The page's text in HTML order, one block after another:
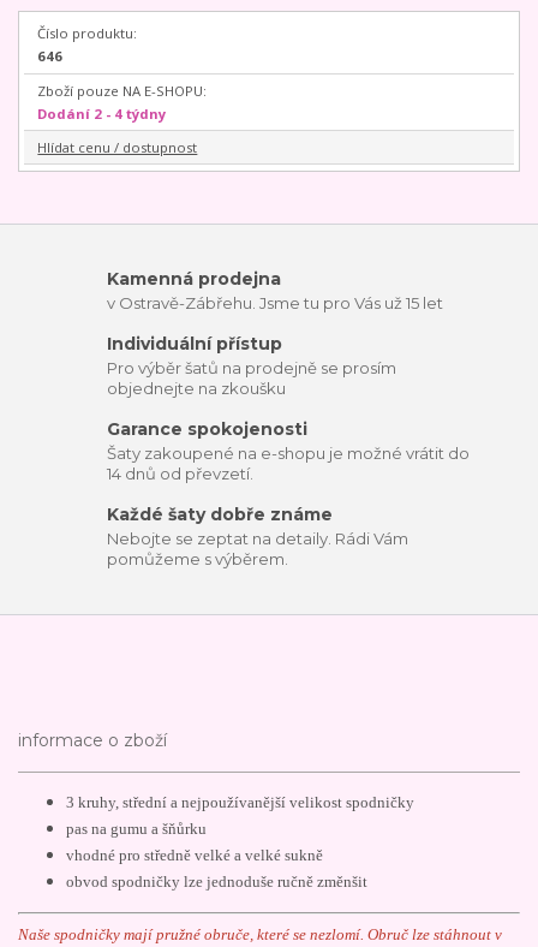
Číslo produktu:
646
Zboží pouze NA E-SHOPU:
Dodání 2 - 4 týdny
Hlídat cenu / dostupnost
Kamenná prodejna
v Ostravě-Zábřehu. Jsme tu pro Vás už 15 let
Individuální přístup
Pro výběr šatů na prodejně se prosím
objednejte na zkoušku
Garance spokojenosti
Šaty zakoupené na e-shopu je možné vrátit do
14 dnů od převzetí.
Každé šaty dobře známe
Nebojte se zeptat na detaily. Rádi Vám
pomůžeme s výběrem.
informace o zboží
3 kruhy, střední a nejpoužívanější velikost spodničky
pas na gumu a šňůrku
vhodné pro středně velké a velké sukně
obvod spodničky lze jednoduše ručně změnšit
Naše spodničky mají pružné obruče, které se nezlomí. Obruč lze stáhnout v